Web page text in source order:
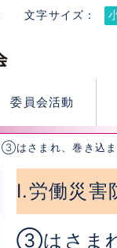
文字サイズ：
委員会活動
③はさまれ、巻き込
Ⅰ.労働災害
③はさま